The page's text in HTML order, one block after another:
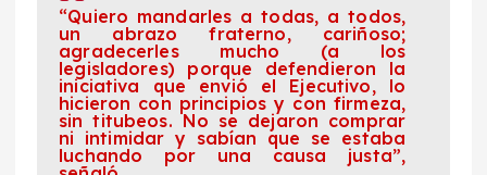
“Quiero mandarles a todas, a todos,
un abrazo fraterno, cariñoso;
agradecerles mucho (a los
legisladores) porque defendieron la
iniciativa que envió el Ejecutivo, lo
hicieron con principios y con firmeza,
sin titubeos. No se dejaron comprar
ni intimidar y sabían que se estaba
luchando por una causa justa”,